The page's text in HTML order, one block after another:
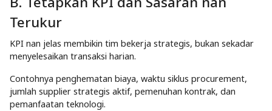
Terukur
KPI nan jelas membikin tim bekerja strategis, bukan sekadar
menyelesaikan transaksi harian.
Contohnya penghematan biaya, waktu siklus procurement,
jumlah supplier strategis aktif, pemenuhan kontrak, dan
pemanfaatan teknologi.